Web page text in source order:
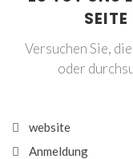
Versuchen Sie,
oder
website
Anmeldung